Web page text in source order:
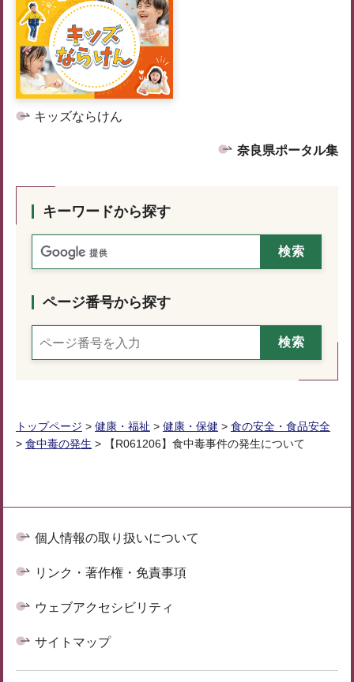
キッズならけん
奈良県ポータル集
キーワードから探す
ページ番号から探す
トップページ > 健康・福祉 > 健康・保健 > 食の安全・食品安全
> 食中毒の発生 > 【R061206】食中毒事件の発生について
個人情報の取り扱いについて
リンク・著作権・免責事項
ウェブアクセシビリティ
サイトマップ